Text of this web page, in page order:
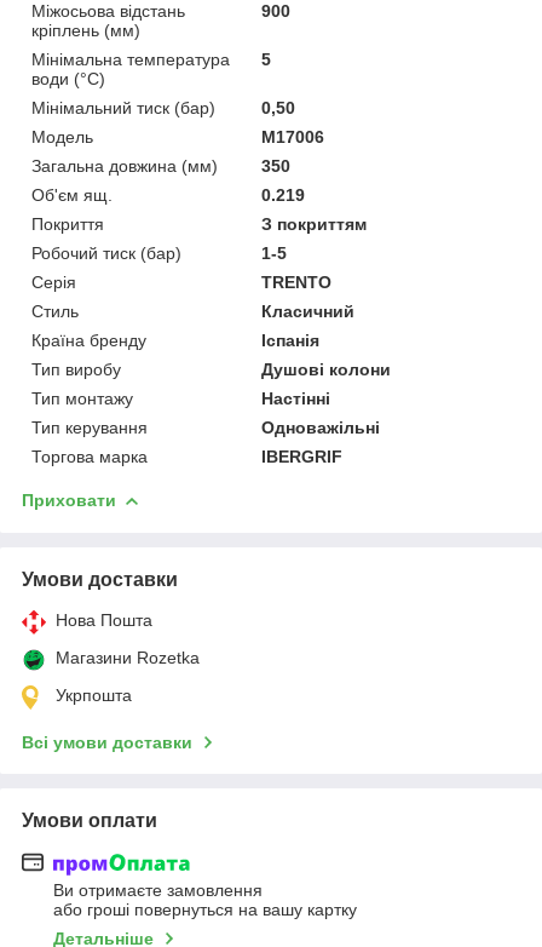
Міжосьова відстань
кріплень (мм)
900
Мінімальна температура
води (°C)
5
Мінімальний тиск (бар)
0,50
Мoдель
M17006
Загальна довжина (мм)
350
Об'єм ящ.
0.219
Покриття
З покриттям
Робочий тиск (бар)
1-5
Серія
TRENTO
Стиль
Класичний
Країна бренду
Іспанія
Тип виробу
Душові колони
Тип монтажу
Настінні
Тип керування
Одноважільні
Торгова марка
IBERGRIF
Приховати
Умови доставки
Нова Пошта
Магазини Rozetka
Укрпошта
Всі умови доставки
Умови оплати
Ви отримаєте замовлення
або гроші повернуться на вашу картку
Детальніше